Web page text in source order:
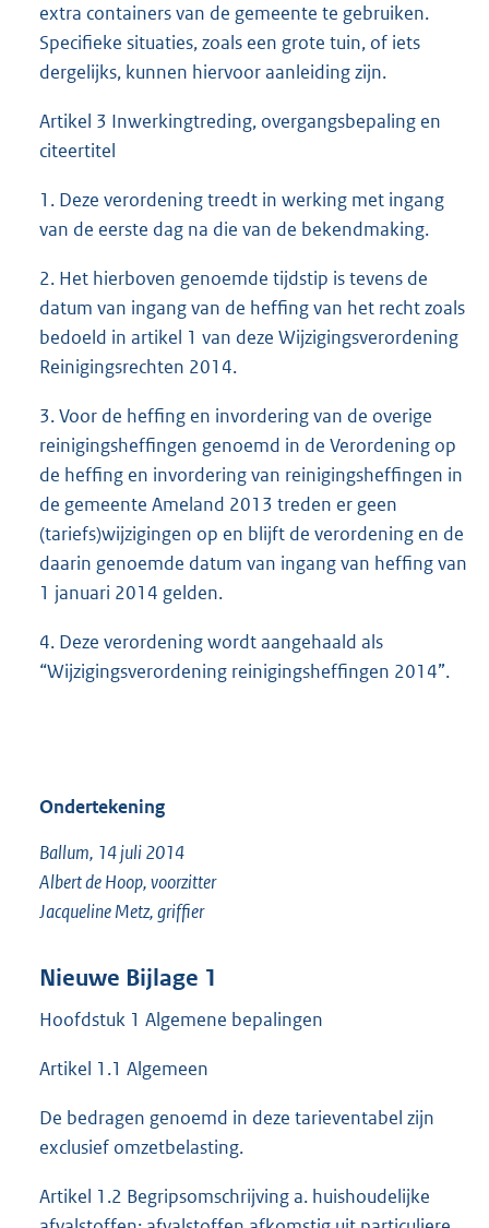
extra containers van de gemeente te gebruiken.
Specifieke situaties, zoals een grote tuin, of iets
dergelijks, kunnen hiervoor aanleiding zijn.
Artikel 3 Inwerkingtreding, overgangsbepaling en
citeertitel
1. Deze verordening treedt in werking met ingang
van de eerste dag na die van de bekendmaking.
2. Het hierboven genoemde tijdstip is tevens de
datum van ingang van de heffing van het recht zoals
bedoeld in artikel 1 van deze Wijzigingsverordening
Reinigingsrechten 2014.
3. Voor de heffing en invordering van de overige
reinigingsheffingen genoemd in de Verordening op
de heffing en invordering van reinigingsheffingen in
de gemeente Ameland 2013 treden er geen
(tariefs)wijzigingen op en blijft de verordening en de
daarin genoemde datum van ingang van heffing van
1 januari 2014 gelden.
4. Deze verordening wordt aangehaald als
“Wijzigingsverordening reinigingsheffingen 2014”.
Ondertekening
Ballum, 14 juli 2014
Albert de Hoop, voorzitter
Jacqueline Metz, griffier
Nieuwe Bijlage 1
Hoofdstuk 1 Algemene bepalingen
Artikel 1.1 Algemeen
De bedragen genoemd in deze tarieventabel zijn
exclusief omzetbelasting.
Artikel 1.2 Begripsomschrijving a. huishoudelijke